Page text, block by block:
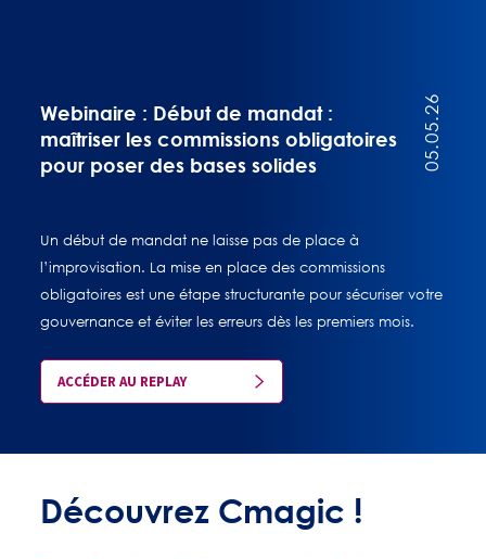
05.05.26
Webinaire : Début de mandat :
maîtriser les commissions obligatoires
pour poser des bases solides
Un début de mandat ne laisse pas de place à
l’improvisation. La mise en place des commissions
obligatoires est une étape structurante pour sécuriser votre
gouvernance et éviter les erreurs dès les premiers mois.
ACCÉDER AU REPLAY
Découvrez Cmagic !